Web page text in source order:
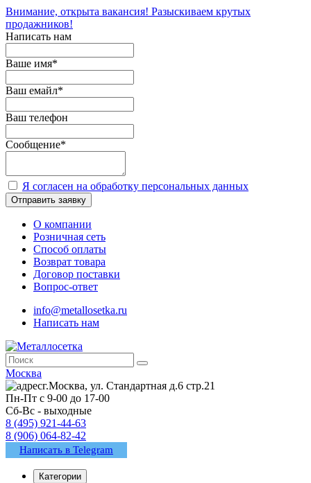
Внимание, открыта вакансия! Разыскиваем крутых
продажников!
Написать нам
Ваше имя*
Ваш емайл*
Ваш телефон
Сообщение*
Я согласен на обработку персональных данных
Отправить заявку
О компании
Розничная сеть
Способ оплаты
Возврат товара
Договор поставки
Вопрос-ответ
info@metallosetka.ru
Написать нам
Москва
г.Москва, ул. Стандартная д.6 стр.21
Пн-Пт с 9-00 до 17-00
Сб-Вс - выходные
8 (495) 921-44-63
8 (906) 064-82-42
Написать в Telegram
Категории